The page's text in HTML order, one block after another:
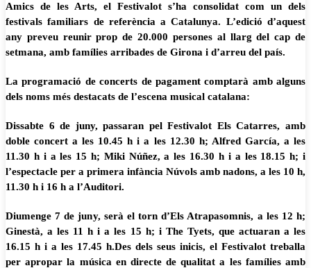
Amics de les Arts, el Festivalot s’ha consolidat com un dels
festivals familiars de referència a Catalunya. L’edició d’aquest
any preveu reunir prop de 20.000 persones al llarg del cap de
setmana, amb famílies arribades de Girona i d’arreu del país.
La programació de concerts de pagament comptarà amb alguns
dels noms més destacats de l’escena musical catalana:
Dissabte 6 de juny, passaran pel Festivalot Els Catarres, amb
doble concert a les 10.45 h i a les 12.30 h; Alfred García, a les
11.30 h i a les 15 h; Miki Núñez, a les 16.30 h i a les 18.15 h; i
l’espectacle per a primera infància Núvols amb nadons, a les 10 h,
11.30 h i 16 h a l’Auditori.
Diumenge 7 de juny, serà el torn d’Els Atrapasomnis, a les 12 h;
Ginestà, a les 11 h i a les 15 h; i The Tyets, que actuaran a les
16.15 h i a les 17.45 h.Des dels seus inicis, el Festivalot treballa
per apropar la música en directe de qualitat a les famílies amb